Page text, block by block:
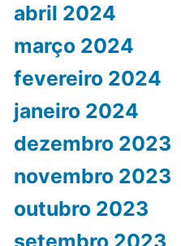
abril 2024
março 2024
fevereiro 2024
janeiro 2024
dezembro 2023
novembro 2023
outubro 2023